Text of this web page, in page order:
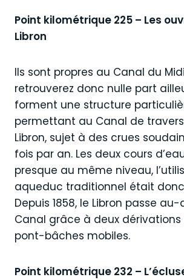
Point kilométrique 225 – Les
Libron
Ils sont propres au Canal du
retrouverez donc nulle part
forment une structure
permettant au Canal de
Libron, sujet à des crues
fois par an. Les deux cours
presque au même niveau,
aqueduc traditionnel était
Depuis 1858, le Libron passe
Canal grâce à deux
pont-bâches mobiles.
Point kilométrique 232 –